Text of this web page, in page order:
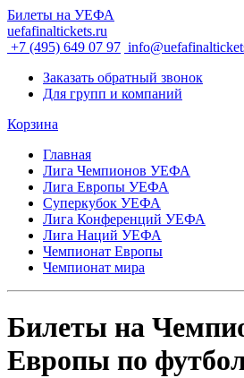
Билеты на УЕФА
uefafinaltickets.ru
+7 (495) 649 07 97
Заказать обратный звонок
Для групп и компаний
Корзина
Главная
Лига Чемпионов УЕФА
Лига Европы УЕФА
Суперкубок УЕФА
Лига Конференций УЕФА
Лига Наций УЕФА
Чемпионат Европы
Чемпионат мира
Билеты на
Европы по